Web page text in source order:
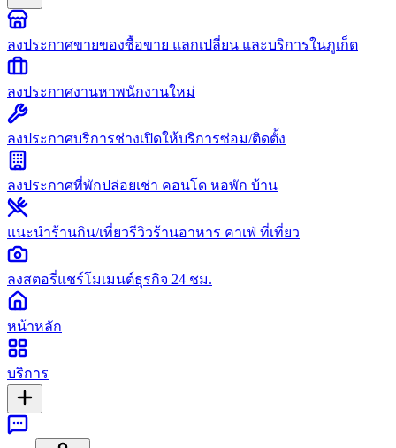
ลงประกาศขายของซื้อขาย แลกเปลี่ยน และบริการในภูเก็ต
ลงประกาศงานหาพนักงานใหม่
ลงประกาศบริการช่างเปิดให้บริการซ่อม/ติดตั้ง
ลงประกาศที่พักปล่อยเช่า คอนโด หอพัก บ้าน
แนะนำร้านกิน/เที่ยวรีวิวร้านอาหาร คาเฟ่ ที่เที่ยว
ลงสตอรี่แชร์โมเมนต์ธุรกิจ 24 ชม.
หน้าหลัก
บริการ